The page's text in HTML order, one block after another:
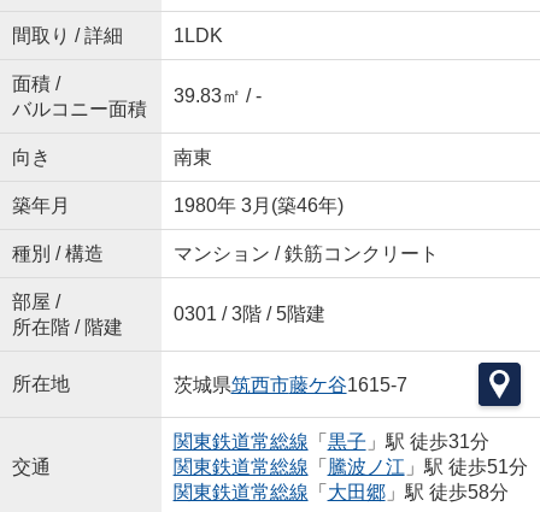
間取り / 詳細 1LDK
面積 /
バルコニー面積
39.83㎡ / -
向き 南東
築年月 1980年 3月(築46年)
種別 / 構造 マンション / 鉄筋コンクリート
部屋 /
所在階 / 階建
0301 / 3階 / 5階建
所在地 茨城県筑西市藤ケ谷1615-7
交通
関東鉄道常総線 「 黒子 」駅 徒歩31分
関東鉄道常総線 「 騰波ノ江」駅 徒歩51分
関東鉄道常総線 「 大田郷」駅 徒歩58分